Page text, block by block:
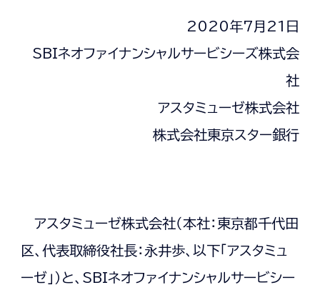
2020年7月21日
SBIネオファイナンシャルサービシーズ株式会
社
アスタミューゼ株式会社
株式会社東京スター銀行
アスタミューゼ株式会社（本社：東京都千代田
区、代表取締役社長：永井歩、以下「アスタミュ
ーゼ」）と、SBIネオファイナンシャルサービシー